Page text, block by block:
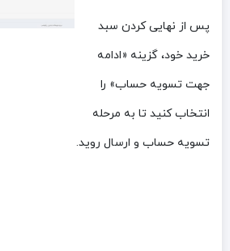
پس از نهایی کردن سبد
خرید خود، گزینه «ادامه
جهت تسویه حساب» را
انتخاب کنید تا به مرحله
تسویه حساب و ارسال روید.